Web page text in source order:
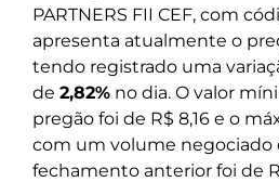
PARTNERS FII CEF, com
apresenta atualmente o
tendo registrado uma
de 2,82% no dia. O valor
pregão foi de R$ 8,16 e o
com um volume negociado
fechamento anterior foi de